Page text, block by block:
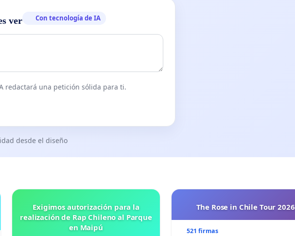
ver Con tecnología de IA
redactará una petición sólida para ti.
desde el diseño
Exigimos autorización para la
realización de Rap Chileno al Parque
en Maipú
The Rose in Chile Tour 2026
521 firmas